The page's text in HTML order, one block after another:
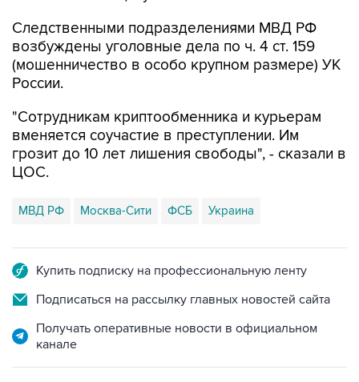
Следственными подразделениями МВД РФ
возбуждены уголовные дела по ч. 4 ст. 159
(мошенничество в особо крупном размере) УК
России.
"Сотрудникам криптообменника и курьерам
вменяется соучастие в преступлении. Им
грозит до 10 лет лишения свободы", - сказали в
ЦОС.
МВД РФ Москва-Сити ФСБ Украина
Купить подписку на профессиональную ленту
Подписаться на рассылку главных новостей сайта
Получать оперативные новости в официальном
канале